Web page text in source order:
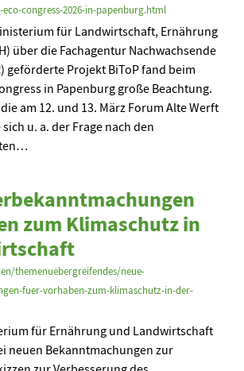
congress-2026-in-papenburg.html
für Landwirtschaft, Ernährung
über die Fachagentur Nachwachsende
geförderte Projekt BiToP fand beim
in Papenburg große Beachtung.
am 12. und 13. März Forum Alte Werft
u. a. der Frage nach den
zum Klimaschutz in
themenuebergreifendes/neue-
fuer-vorhaben-zum-klimaschutz-in-der-
für Ernährung und Landwirtschaft
neuen Bekanntmachungen zur